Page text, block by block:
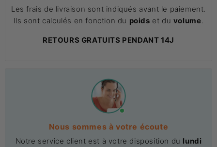
Les frais de livraison sont indiqués avant le paiement.
Ils sont calculés en fonction du poids et du volume
RETOURS GRATUITS PENDANT 14J
Nous sommes à votre écoute
Notre service client est à votre disposition du lundi